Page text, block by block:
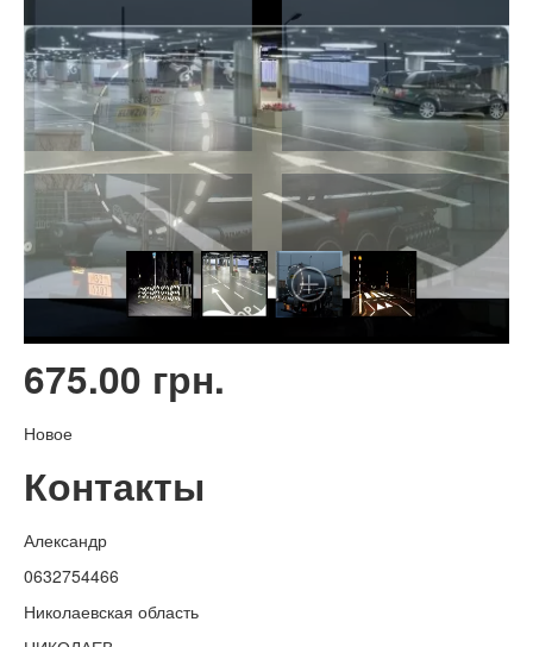
675.00 грн.
Новое
Контакты
Александр
0632754466
Николаевская область